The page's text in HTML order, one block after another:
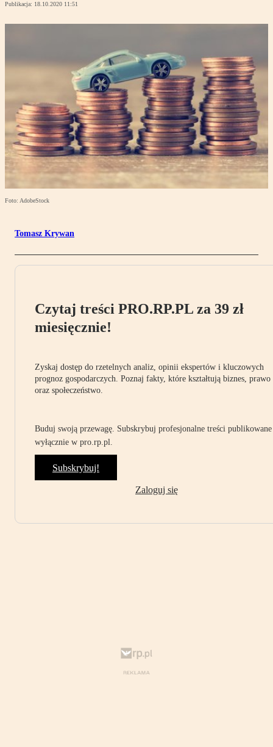
Publikacja: 18.10.2020 11:51
Foto: AdobeStock
Tomasz Krywan
Czytaj treści PRO.RP.PL za 39 zł
miesięcznie!
Zyskaj dostęp do rzetelnych analiz, opinii ekspertów i kluczowych
prognoz gospodarczych. Poznaj fakty, które kształtują biznes, prawo
oraz społeczeństwo.
Buduj swoją przewagę. Subskrybuj profesjonalne treści publikowane
wyłącznie w pro.rp.pl.
Subskrybuj!
Zaloguj się